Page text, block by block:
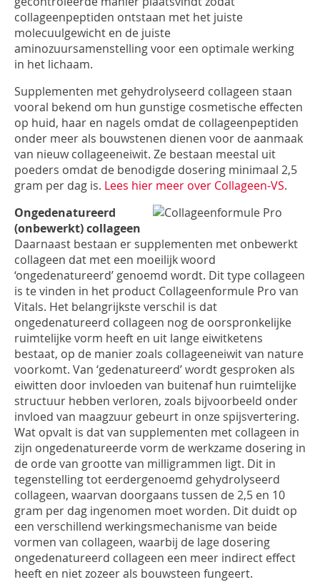
collageenpeptiden ontstaan met het juiste
molecuulgewicht en de juiste
aminozuursamenstelling voor een optimale werking
in het lichaam.
Supplementen met gehydrolyseerd collageen staan
vooral bekend om hun gunstige cosmetische effecten
op huid, haar en nagels omdat de collageenpeptiden
onder meer als bouwstenen dienen voor de aanmaak
van nieuw collageeneiwit. Ze bestaan meestal uit
poeders omdat de benodigde dosering minimaal 2,5
gram per dag is. Lees hier meer over Collageen-VS.
Ongedenatureerd
(onbewerkt) collageen
Daarnaast bestaan er supplementen met onbewerkt
collageen dat met een moeilijk woord
‘ongedenatureerd’ genoemd wordt. Dit type collageen
is te vinden in het product Collageenformule Pro van
Vitals. Het belangrijkste verschil is dat
ongedenatureerd collageen nog de oorspronkelijke
ruimtelijke vorm heeft en uit lange eiwitketens
bestaat, op de manier zoals collageeneiwit van nature
voorkomt. Van ‘gedenatureerd’ wordt gesproken als
eiwitten door invloeden van buitenaf hun ruimtelijke
structuur hebben verloren, zoals bijvoorbeeld onder
invloed van maagzuur gebeurt in onze spijsvertering.
Wat opvalt is dat van supplementen met collageen in
zijn ongedenatureerde vorm de werkzame dosering in
de orde van grootte van milligrammen ligt. Dit in
tegenstelling tot eerdergenoemd gehydrolyseerd
collageen, waarvan doorgaans tussen de 2,5 en 10
gram per dag ingenomen moet worden. Dit duidt op
een verschillend werkingsmechanisme van beide
vormen van collageen, waarbij de lage dosering
ongedenatureerd collageen een meer indirect effect
heeft en niet zozeer als bouwsteen fungeert.